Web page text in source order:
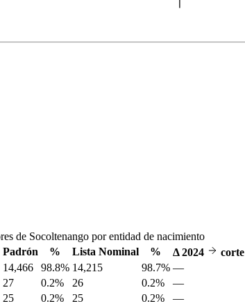
de Socoltenango por entidad de nacimiento
Padrón % Lista Nominal % Δ2024
corte
14,466 98.8% 14,215 98.7% —
27 0.2% 26 0.2%
—
25 0.2% 25 0.2%
—